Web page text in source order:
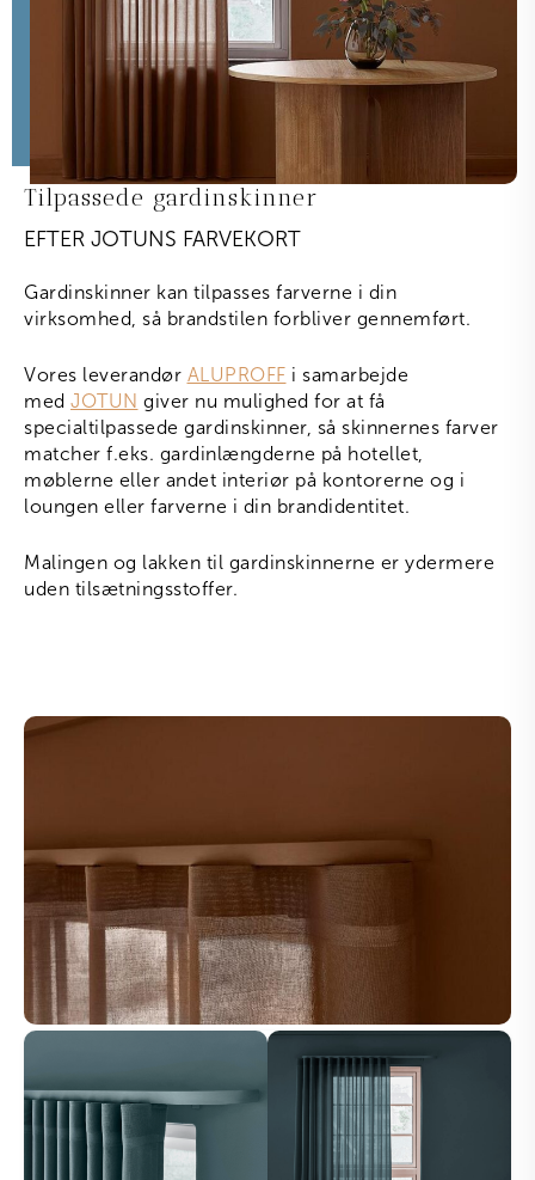
Tilpassede gardinskinner
EFTER JOTUNS FARVEKORT
Gardinskinner kan tilpasses farverne i din
virksomhed, så brandstilen forbliver gennemført.
Vores leverandør ALUPROFF i samarbejde
med JOTUN giver nu mulighed for at få
specialtilpassede gardinskinner, så skinnernes farver
matcher f.eks. gardinlængderne på hotellet,
møblerne eller andet interiør på kontorerne og i
loungen eller farverne i din brandidentitet.
Malingen og lakken til gardinskinnerne er ydermere
uden tilsætningsstoffer.